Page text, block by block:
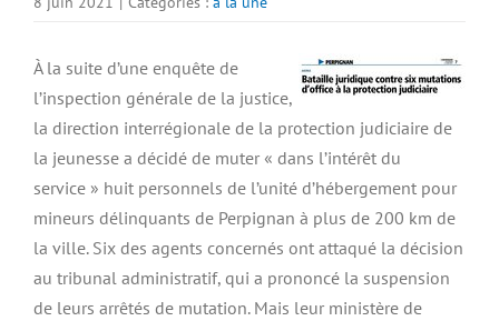
PUBLICATIONS
À la suite d’une enquête de
l’inspection générale de la justice,
la direction interrégionale de la protection judiciaire de
la jeunesse a décidé de muter « dans l’intérêt du
service » huit personnels de l’unité d’hébergement pour
mineurs délinquants de Perpignan à plus de 200 km de
la ville. Six des agents concernés ont attaqué la décision
au tribunal administratif, qui a prononcé la suspension
de leurs arrêtés de mutation. Mais leur ministère de